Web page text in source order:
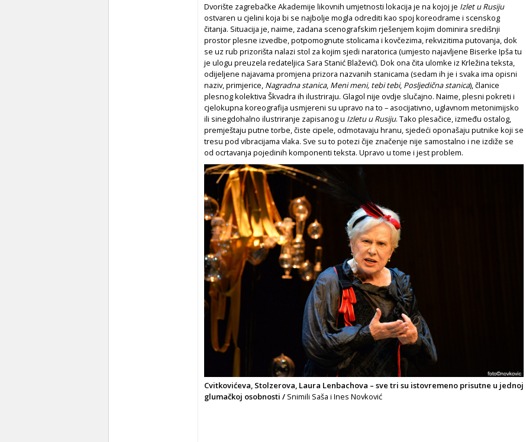
Dvorište zagrebačke Akademije likovnih umjetnosti lokacija je na kojoj je Izlet u Rusiju
ostvaren u cjelini koja bi se najbolje mogla odrediti kao spoj koreodrame i scenskog
čitanja. Situacija je, naime, zadana scenografskim rješenjem kojim dominira središnji
prostor plesne izvedbe, potpomognute stolicama i kovčezima, rekvizitima putovanja, dok
se uz rub prizorišta nalazi stol za kojim sjedi naratorica (umjesto najavljene Biserke Ipša tu
je ulogu preuzela redateljica Sara Stanić Blažević). Dok ona čita ulomke iz Krležina teksta,
odijeljene najavama promjena prizora nazvanih stanicama (sedam ih je i svaka ima opisni
naziv, primjerice, Nagradna stanica, Meni meni, tebi tebi, Posljedična stanica), članice
plesnog kolektiva Škvadra ih ilustriraju. Glagol nije ovdje slučajno. Naime, plesni pokreti i
cjelokupna koreografija usmjereni su upravo na to – asocijativno, uglavnom metonimijsko
ili sinegdohalno ilustriranje zapisanog u Izletu u Rusiju. Tako plesačice, između ostalog,
premještaju putne torbe, čiste cipele, odmotavaju hranu, sjedeći oponašaju putnike koji se
tresu pod vibracijama vlaka. Sve su to potezi čije značenje nije samostalno i ne izdiže se
od ocrtavanja pojedinih komponenti teksta. Upravo u tome i jest problem.
Cvitkovićeva, Stolzerova, Laura Lenbachova – sve tri su istovremeno prisutne u jednoj
glumačkoj osobnosti / Snimili Saša i Ines Novković